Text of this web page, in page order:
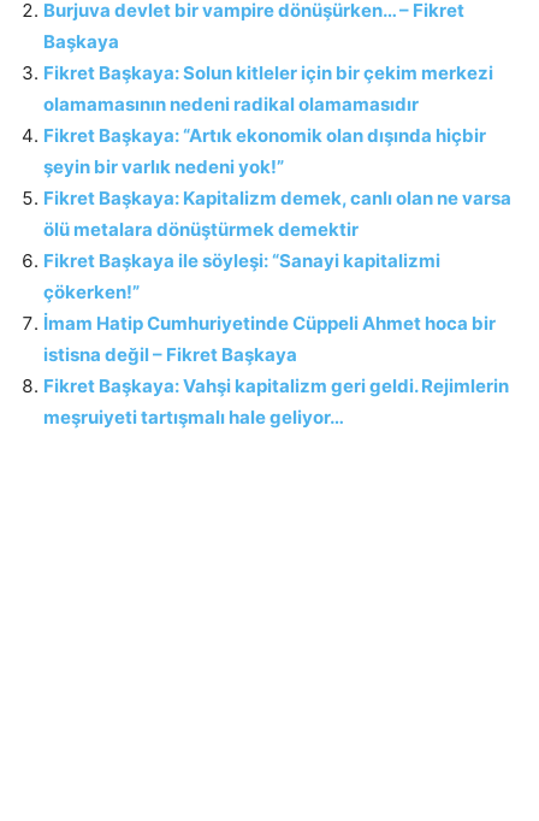
Burjuva devlet bir vampire dönüşürken… – Fikret
Başkaya
Fikret Başkaya: Solun kitleler için bir çekim merkezi
olamamasının nedeni radikal olamamasıdır
Fikret Başkaya: “Artık ekonomik olan dışında hiçbir
şeyin bir varlık nedeni yok!”
Fikret Başkaya: Kapitalizm demek, canlı olan ne varsa
ölü metalara dönüştürmek demektir
Fikret Başkaya ile söyleşi: “Sanayi kapitalizmi
çökerken!”
İmam Hatip Cumhuriyetinde Cüppeli Ahmet hoca bir
istisna değil – Fikret Başkaya
Fikret Başkaya: Vahşi kapitalizm geri geldi. Rejimlerin
meşruiyeti tartışmalı hale geliyor…